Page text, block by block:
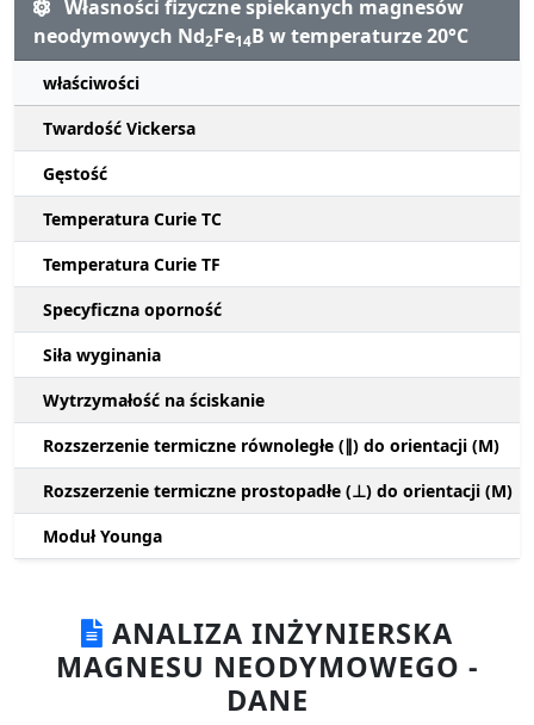
Własności fizyczne spiekanych magnesów
neodymowych Nd2Fe14B w temperaturze 20°C
właściwości
Twardość Vickersa
Gęstość
Temperatura Curie TC
Temperatura Curie TF
Specyficzna oporność
Siła wyginania
Wytrzymałość na ściskanie
Rozszerzenie termiczne równoległe (∥) do orientacji (M)
Rozszerzenie termiczne prostopadłe (⊥) do orientacji (M)
Moduł Younga
ANALIZA INŻYNIERSKA
MAGNESU NEODYMOWEGO -
DANE